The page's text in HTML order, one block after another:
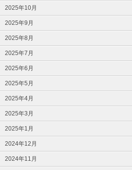
2025年10月
2025年9月
2025年8月
2025年7月
2025年6月
2025年5月
2025年4月
2025年3月
2025年1月
2024年12月
2024年11月